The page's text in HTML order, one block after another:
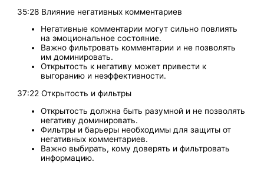
35:28 Влияние негативных комментариев
Негативные комментарии могут сильно повлиять
на эмоциональное состояние.
Важно фильтровать комментарии и не позволять
им доминировать.
Открытость к негативу может привести к
выгоранию и неэффективности.
37:22 Открытость и фильтры
Открытость должна быть разумной и не позволять
негативу доминировать.
Фильтры и барьеры необходимы для защиты от
негативных комментариев.
Важно выбирать, кому доверять и фильтровать
информацию.